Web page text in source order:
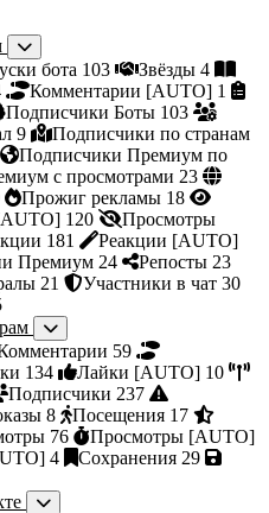
бота 103 Звёзды 4
Комментарии [AUTO] 1
Подписчики Боты 103
9
Подписчики по странам
Подписчики Премиум по
с просмотрами 23
Прожиг рекламы 18
120
Просмотры
181
Реакции [AUTO]
Премиум 24 Репосты 23
21 Участники в чат 30
59
134 Лайки [AUTO] 10
Подписчики 237
8 Посещения 17
76
Просмотры [AUTO]
4 Сохранения 29